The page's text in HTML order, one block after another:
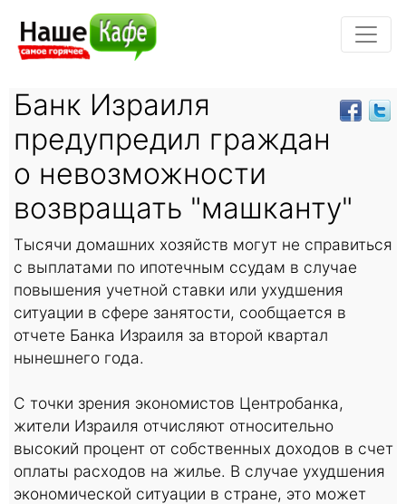
Банк Израиля
предупредил граждан
о невозможности
возвращать "машканту"
Тысячи домашних хозяйств могут не справиться
с выплатами по ипотечным ссудам в случае
повышения учетной ставки или ухудшения
ситуации в сфере занятости, сообщается в
отчете Банка Израиля за второй квартал
нынешнего года.
С точки зрения экономистов Центробанка,
жители Израиля отчисляют относительно
высокий процент от собственных доходов в счет
оплаты расходов на жилье. В случае ухудшения
экономической ситуации в стране, это может